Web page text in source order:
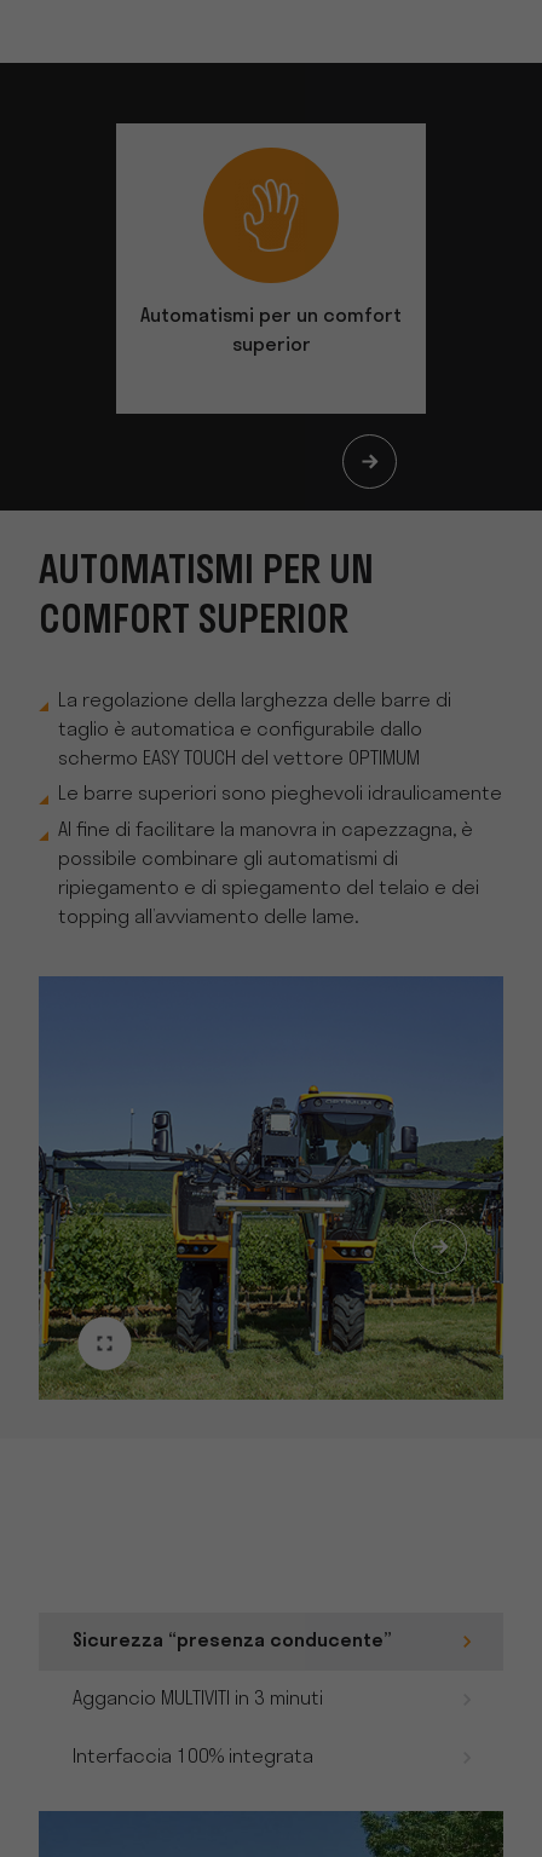
Automatismi per un comfort
superior
AUTOMATISMI PER UN
COMFORT SUPERIOR
La regolazione della larghezza delle barre di
taglio è automatica e configurabile dallo
schermo EASY TOUCH del vettore OPTIMUM
Le barre superiori sono pieghevoli idraulicamente
Al fine di facilitare la manovra in capezzagna, è
possibile combinare gli automatismi di
ripiegamento e di spiegamento del telaio e dei
topping all’avviamento delle lame.
Sicurezza “presenza conducente”
Aggancio MULTIVITI in 3 minuti
Interfaccia 100% integrata